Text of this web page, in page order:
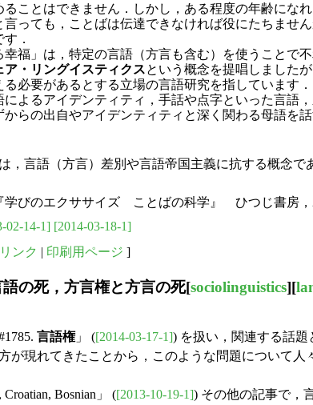
ることはできません．しかし，ある程度の年齢にな
言っても，ことばは伝達できなければ役にたちませ
．
福」は，特定の言語（方言も含む）を使うことで
ア・リングイスティクスという概念を提唱しました
る必要があるとする立場の言語研究を指しています
によるアイデンティティ，手話や点字といった言語
からの出自やアイデンティティと深く関わる母語を
，言語（方言）差別や言語帝国主義に抗する概念で
びのエクササイズ ことばの科学』 ひつじ書房，
02-14-1] [2014-03-18-1]
ンク | 印刷用ページ ]
の死，方言権と方言の死[sociolinguistics][
言語権」 ([2014-03-17-1]) を扱い，関連する話
が現れてきたことから，このような問題について
Bosnian」 ([2013-10-19-1]) その他の記事で，